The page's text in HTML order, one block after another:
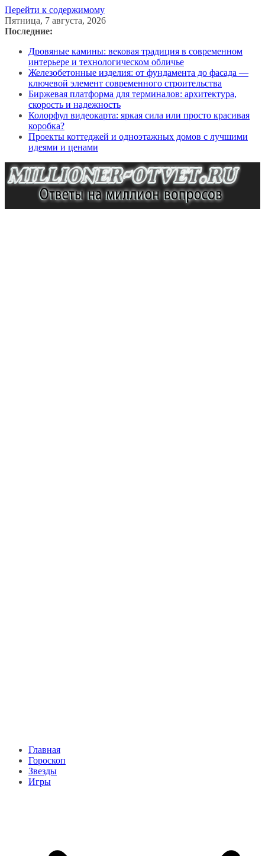
Перейти к содержимому
Пятница, 7 августа, 2026
Последние:
Дровяные камины: вековая традиция в современном
интерьере и технологическом обличье
Железобетонные изделия: от фундамента до фасада —
ключевой элемент современного строительства
Биржевая платформа для терминалов: архитектура,
скорость и надежность
Колорфул видеокарта: яркая сила или просто красивая
коробка?
Проекты коттеджей и одноэтажных домов с лучшими
идеями и ценами
Главная
Гороскоп
Звезды
Игры